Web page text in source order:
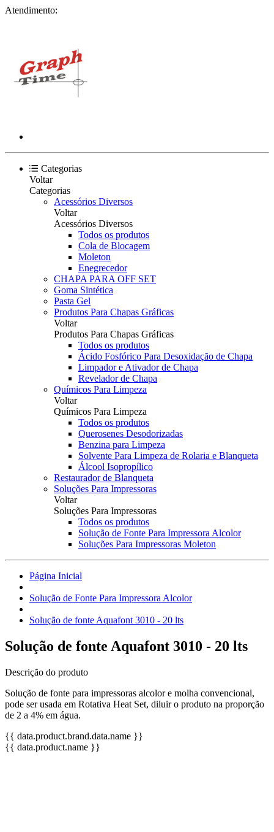
Atendimento:
Categorias
Voltar
Categorias
Acessórios Diversos
Voltar
Acessórios Diversos
Todos os produtos
Cola de Blocagem
Moleton
Enegrecedor
CHAPA PARA OFF SET
Goma Sintética
Pasta Gel
Produtos Para Chapas Gráficas
Voltar
Produtos Para Chapas Gráficas
Todos os produtos
Ácido Fosfórico Para Desoxidação de Chapa
Limpador e Ativador de Chapa
Revelador de Chapa
Químicos Para Limpeza
Voltar
Químicos Para Limpeza
Todos os produtos
Querosenes Desodorizadas
Benzina para Limpeza
Solvente Para Limpeza de Rolaria e Blanqueta
Álcool Isopropílico
Restaurador de Blanqueta
Soluções Para Impressoras
Voltar
Soluções Para Impressoras
Todos os produtos
Solução de Fonte Para Impressora Alcolor
Soluções Para Impressoras Moleton
Página Inicial
Solução de Fonte Para Impressora Alcolor
Solução de fonte Aquafont 3010 - 20 lts
Solução de fonte Aquafont 3010 - 20 lts
Descrição do produto
Solução de fonte para impressoras alcolor e molha convencional,
pode ser usada em Rotativa Heat Set, diluir o produto na proporção
de 2 a 4% em água.
{{ data.product.brand.data.name }}
{{ data.product.name }}